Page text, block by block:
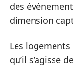
des
dimension
Les logements
qu’il s’agisse